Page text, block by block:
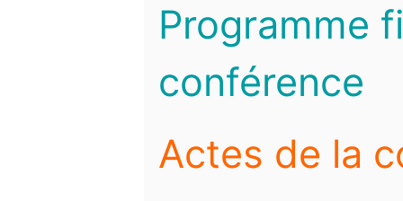
Programme
conférence
Actes de la